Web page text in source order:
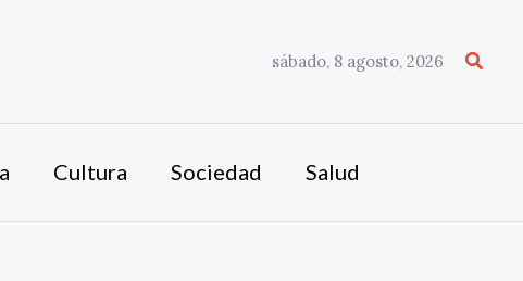
sábado, 8 agosto, 2026
Cultura Sociedad Salud